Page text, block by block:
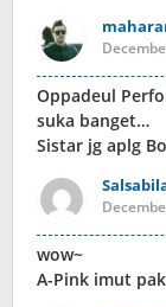
Oppadeul
suka banget…
Sistar jg aplg
wow~
A-Pink imut